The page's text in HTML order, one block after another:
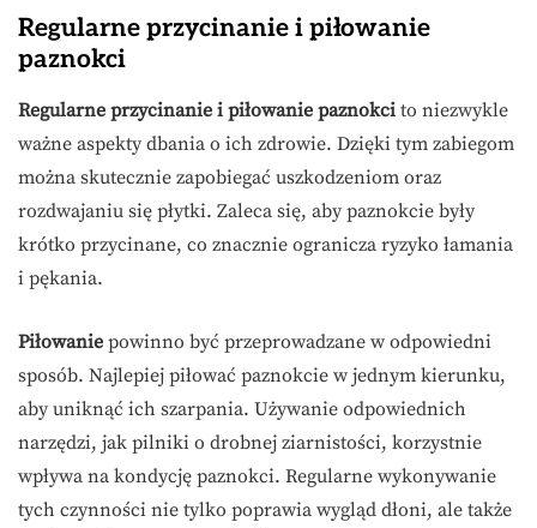
Regularne przycinanie i piłowanie
paznokci
Regularne przycinanie i piłowanie paznokci to niezwykle
ważne aspekty dbania o ich zdrowie. Dzięki tym zabiegom
można skutecznie zapobiegać uszkodzeniom oraz
rozdwajaniu się płytki. Zaleca się, aby paznokcie były
krótko przycinane, co znacznie ogranicza ryzyko łamania
i pękania.
Piłowanie powinno być przeprowadzane w odpowiedni
sposób. Najlepiej piłować paznokcie w jednym kierunku,
aby uniknąć ich szarpania. Używanie odpowiednich
narzędzi, jak pilniki o drobnej ziarnistości, korzystnie
wpływa na kondycję paznokci. Regularne wykonywanie
tych czynności nie tylko poprawia wygląd dłoni, ale także